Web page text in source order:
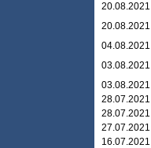
20.08.2021
20.08.2021
04.08.2021
03.08.2021
03.08.2021
28.07.2021
28.07.2021
27.07.2021
16.07.2021